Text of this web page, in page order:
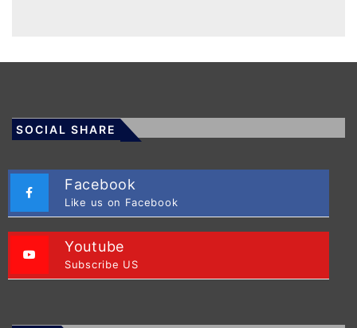
SOCIAL SHARE
Facebook
Like us on Facebook
Youtube
Subscribe US